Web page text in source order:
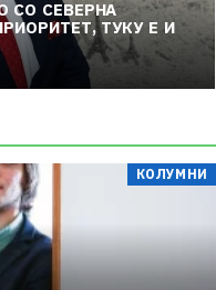
СО СЕВЕРНА
ТУКУ Е И
КОЛУМНИ